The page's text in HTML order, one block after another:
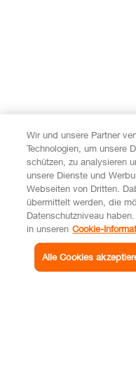
Wir und unsere Partner
Technologien, um unsere
schützen, zu analysieren
unsere Dienste und
Webseiten von Dritten.
übermittelt werden, die
Datenschutzniveau
in unseren Cookie-
Alle Cookies